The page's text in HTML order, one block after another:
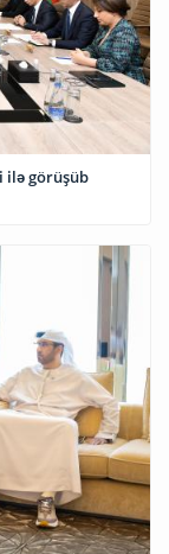
ilə görüşüb